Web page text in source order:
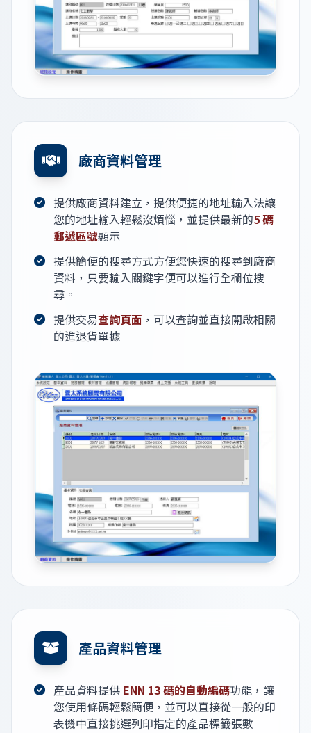
廠商資料管理
提供廠商資料建立，提供便捷的地址輸入法讓
您的地址輸入輕鬆沒煩惱，並提供最新的5 碼
郵遞區號顯示
提供簡便的搜尋方式方便您快速的搜尋到廠商
資料，只要輸入關鍵字便可以進行全欄位搜
尋。
提供交易查詢頁面 ，可以查詢並直接開啟相關
的進退貨單據
產品資料管理
產品資料提供 ENN 13 碼的自動編碼功能，讓
您使用條碼輕鬆簡便，並可以直接從一般的印
表機中直接挑選列印指定的產品標籤張數